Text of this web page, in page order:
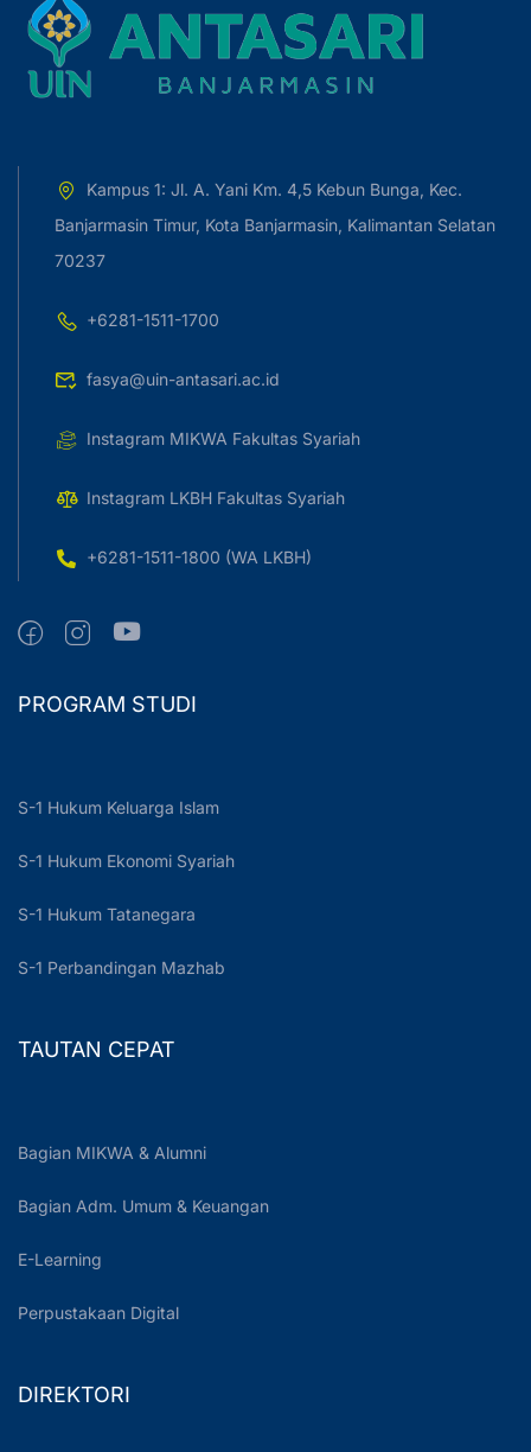
Kampus 1: Jl. A. Yani Km. 4,5 Kebun Bunga, Kec.
Banjarmasin Timur, Kota Banjarmasin, Kalimantan Selatan
70237
+6281-1511-1700
fasya@uin-antasari.ac.id
Instagram MIKWA Fakultas Syariah
Instagram LKBH Fakultas Syariah
+6281-1511-1800 (WA LKBH)
PROGRAM STUDI
S-1 Hukum Keluarga Islam
S-1 Hukum Ekonomi Syariah
S-1 Hukum Tatanegara
S-1 Perbandingan Mazhab
TAUTAN CEPAT
Bagian MIKWA & Alumni
Bagian Adm. Umum & Keuangan
E-Learning
Perpustakaan Digital
DIREKTORI